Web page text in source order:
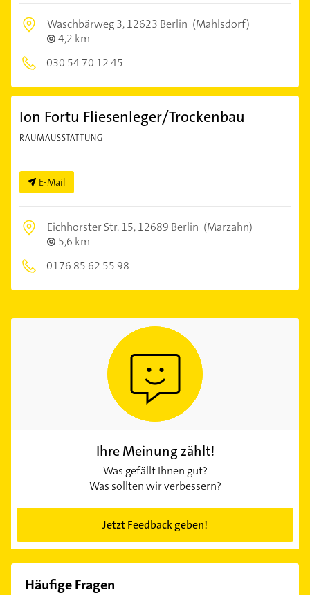
Waschbärweg 3,12623 Berlin (Mahlsdorf)
4,2 km
030 54 70 12 45
Ion Fortu Fliesenleger/Trockenbau
RAUMAUSSTATTUNG
E-Mail
Eichhorster Str. 15,12689 Berlin (Marzahn)
5,6 km
0176 85 62 55 98
Ihre Meinung zählt!
Was gefällt Ihnen gut?
Was sollten wir verbessern?
Jetzt Feedback geben!
Häufige Fragen